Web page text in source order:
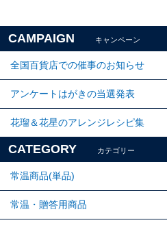
CAMPAIGN キャンペーン
全国百貨店での催事のお知らせ
アンケートはがきの当選発表
花瑠＆花星のアレンジレシピ集
CATEGORY カテゴリー
常温商品(単品)
常温・贈答用商品